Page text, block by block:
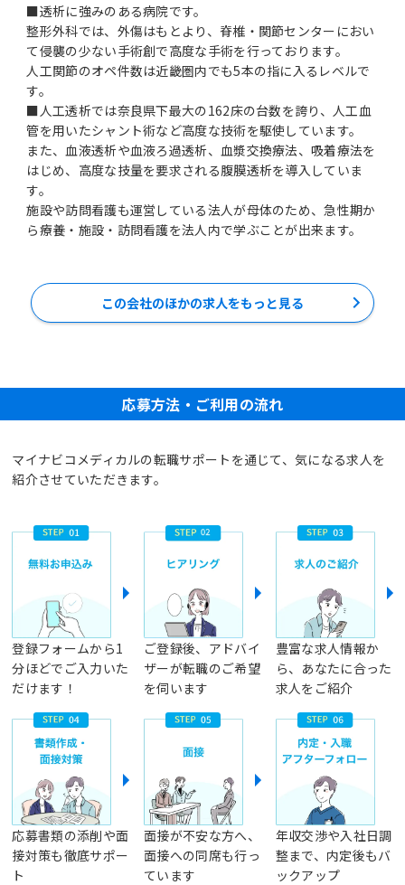
■透析に強みのある病院です。
整形外科では、外傷はもとより、脊椎・関節センターにおい
て侵襲の少ない手術創で高度な手術を行っております。
人工関節のオペ件数は近畿圏内でも5本の指に入るレベルで
す。
■人工透析では奈良県下最大の162床の台数を誇り、人工血
管を用いたシャント術など高度な技術を駆使しています。
また、血液透析や血液ろ過透析、血漿交換療法、吸着療法を
はじめ、高度な技量を要求される腹膜透析を導入していま
す。
施設や訪問看護も運営している法人が母体のため、急性期か
ら療養・施設・訪問看護を法人内で学ぶことが出来ます。
この会社のほかの求人をもっと見る
応募方法・ご利用の流れ
マイナビコメディカルの転職サポートを通じて、気になる求人を
紹介させていただきます。
登録フォームから1
分ほどでご入力いた
だけます！
ご登録後、アドバイ
ザーが転職のご希望
を伺います
豊富な求人情報か
ら、あなたに合った
求人をご紹介
応募書類の添削や面
接対策も徹底サポー
ト
面接が不安な方へ、
面接への同席も行っ
ています
年収交渉や入社日調
整まで、内定後もバ
ックアップ